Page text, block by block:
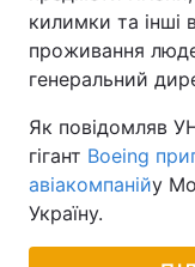
килимки та інші
проживання
генеральний
Як повідомляв
гігант Boeing
авіакомпанійу
Україну.